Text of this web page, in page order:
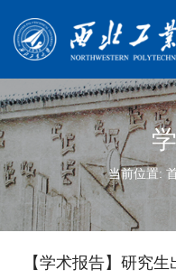
当前位置:
【学术报告】研究